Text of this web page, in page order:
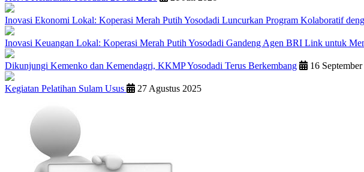
Inovasi Ekonomi Lokal: Koperasi Merah Putih Yosodadi Luncurkan Program Kolaboratif
Inovasi Keuangan Lokal: Koperasi Merah Putih Yosodadi Gandeng Agen BRI Link untuk
Dikunjungi Kemenko dan Kemendagri, KKMP Yosodadi Terus Berkembang 16
Kegiatan Pelatihan Sulam Usus 27 Agustus 2025